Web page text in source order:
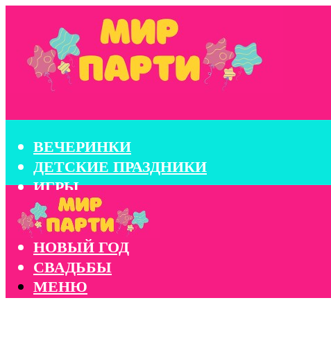
ВЕЧЕРИНКИ
ДЕТСКИЕ ПРАЗДНИКИ
ИГРЫ
КОНКУРСЫ
КОРПОРАТИВЫ
НОВЫЙ ГОД
СВАДЬБЫ
МЕНЮ